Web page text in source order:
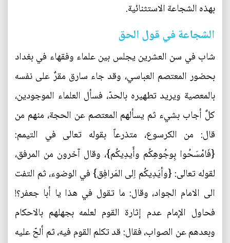
بهذه الشجاعة الاستثنائية.
الشجاعة في قول الحق
شاب في سن العشرين يجلس بين علماء وفقهاء في بغداد
بحضور المعتصم العباسي، وقد جاء سارق مقرٌ على نفسه
بالمعصية ويريد تطهيره بالحدّ، فسأل العلماء الموجودين،
كلٌ أجاب بشيء ثم يسألهم المعتصم عن الحجة، منهم من
قال: من الكرسوع، متذرعاً بقوله تعالى في التيمم:
{فَامْسَحُوا بِوجُوهِكُم وأَيدِيكُم}، وقال آخرون من المرفق،
لقوله تعالى: {وأيَدِيكُم اِلى المَرافِق} في الوضوء، ثم التفت
الى الامام الجواد، وقال: ما تقول في هذا يا أبا جعفر؟!
فحاول الإمام عدم إثارة القوم لعلمه بجهلهم بالاحكام
وبعدهم عن الصواب، فقال: قد تكلم القوم فيه، ثم ألحّ عليه